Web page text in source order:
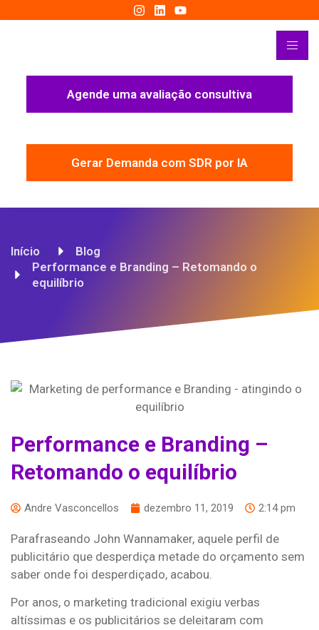
Agende uma avaliação consultiva
Gerar Demanda com SDR por IA
Início
Blog
Performance e Branding – Retomando o
equilíbrio
Performance e Branding –
Retomando o equilíbrio
Andre Vasconcellos dezembro 11, 2019 2:14 pm
Parafraseando John Wannamaker, aquele perfil de
publicitário que desperdiça metade do orçamento sem
saber onde foi desperdiçado, acabou.
Por anos, o marketing tradicional exigiu verbas
altíssimas e os publicitários se deleitaram com